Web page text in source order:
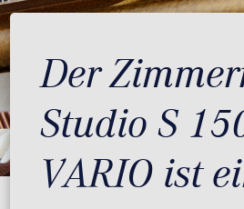
Der
Studio S
VARIO ist